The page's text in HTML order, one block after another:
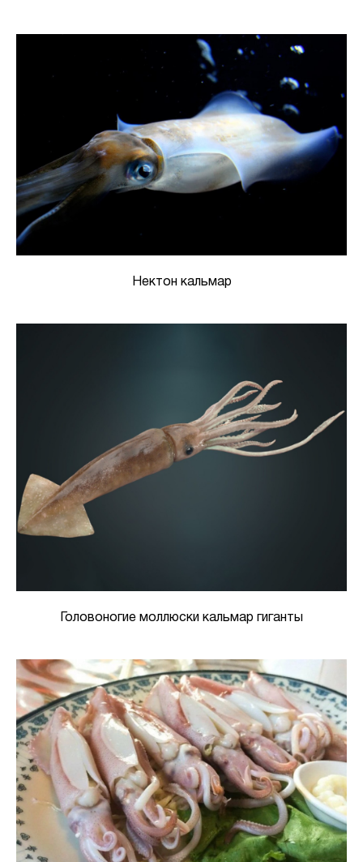
Нектон кальмар
Головоногие моллюски кальмар гиганты